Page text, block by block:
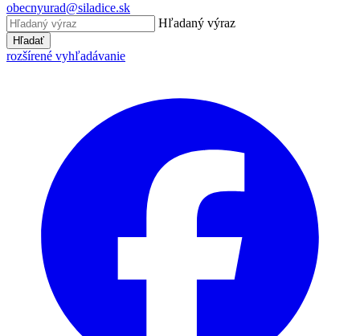
obecnyurad@siladice.sk
Hľadaný výraz
Hľadať
rozšírené vyhľadávanie